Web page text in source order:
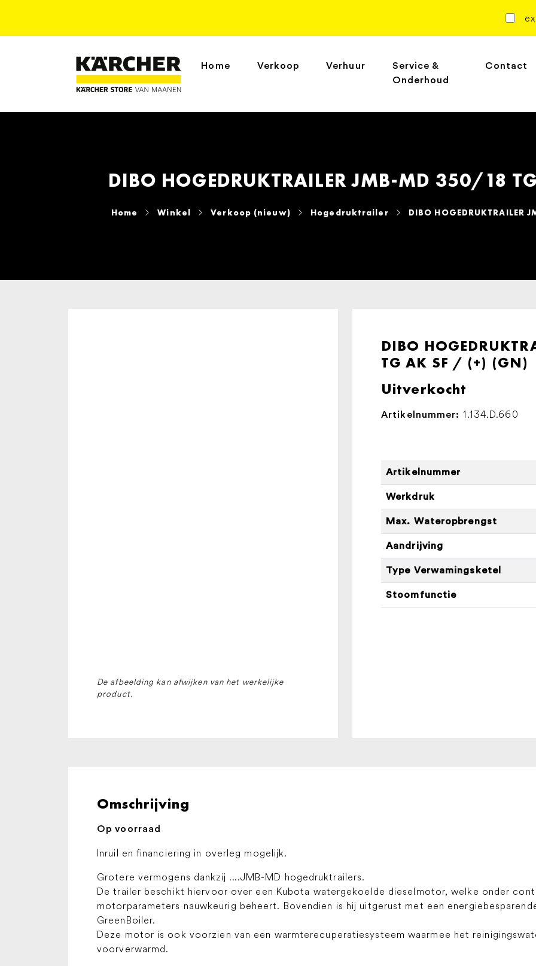
Home Verkoop Verhuur
Service &
Onderhoud
Contact
DIBO HOGEDRUKTRAILER JMB-MD 350/18
Home Winkel Verkoop (nieuw) Hogedruktrailer DIBO HOGEDRUKTRAILER
De afbeelding kan afwijken van het werkelijke
product.
DIBO
TG AK SF / (+) (GN)
Uitverkocht
Artikelnummer: 1.134.D.660
Artikelnummer
Werkdruk
Max. Wateropbrengst
Aandrijving
Type Verwamingsketel
Stoomfunctie
Omschrijving
Op voorraad
Inruil en financiering in overleg mogelijk.
Grotere vermogens dankzij ….JMB-MD hogedruktrailers.
De trailer beschikt hiervoor over een Kubota watergekoelde dieselmotor, welke onder
motorparameters nauwkeurig beheert. Bovendien is hij uitgerust met een
GreenBoiler.
Deze motor is ook voorzien van een warmterecuperatiesysteem waarmee het
voorverwarmd.